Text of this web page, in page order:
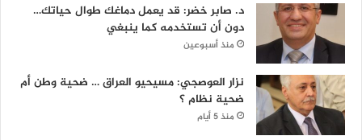
د. صابر خضر: قد يعمل دماغك طوال حياتك…
دون أن تستخدمه كما ينبغي
منذ أسبوعين
نزار العوصجي: مسيحيو العراق … ضحية وطن أم
ضحية نظام ؟
منذ 5 أيام